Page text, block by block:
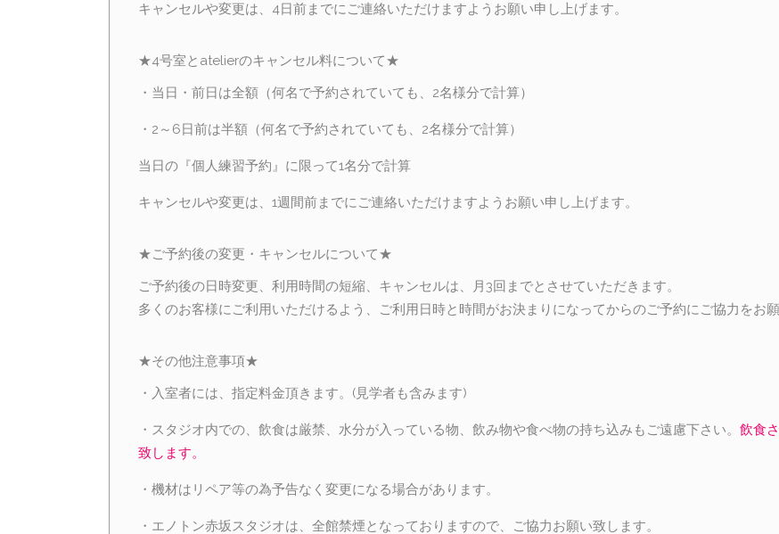
キャンセルや変更は、4日前までにご連絡いただけますようお願い申し上げます。
★4号室とatelierのキャンセル料について★
・当日・前日は全額（何名で予約されていても、2名様分で計算）
・2～6日前は半額（何名で予約されていても、2名様分で計算）
当日の『個人練習予約』に限って1名分で計算
キャンセルや変更は、1週間前までにご連絡いただけますようお願い申し上げます。
★ご予約後の変更・キャンセルについて★
ご予約後の日時変更、利用時間の短縮、キャンセルは、月3回までとさせていただきます。
多くのお客様にご利用いただけるよう、ご利用日時と時間がお決まりになってからのご予約にご協力をお願
★その他注意事項★
・入室者には、指定料金頂きます。(見学者も含みます)
・スタジオ内での、飲食は厳禁、水分が入っている物、飲み物や食べ物の持ち込みもご遠慮下さい。 飲食
致します。
・機材はリペア等の為予告なく変更になる場合があります。
・エノトン赤坂スタジオは、全館禁煙となっておりますので、ご協力お願い致します。